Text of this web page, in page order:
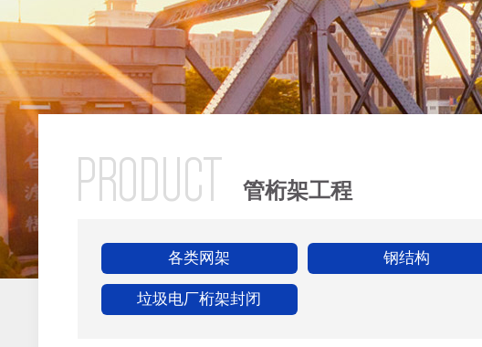
PRODUCT 管桁架工程
各类网架 钢结构
垃圾电厂桁架封闭